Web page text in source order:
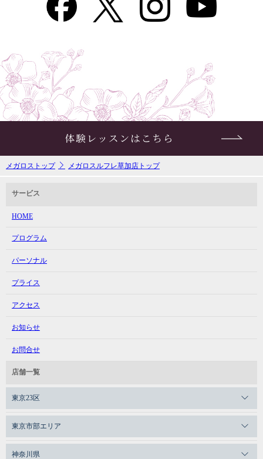
メガロストップ メガロスルフレ草加店トップ
サービス
HOME
プログラム
パーソナル
プライス
アクセス
お知らせ
お問合せ
店舗一覧
東京23区
メガロスルフレ恵比寿
東京市部エリア
神奈川県